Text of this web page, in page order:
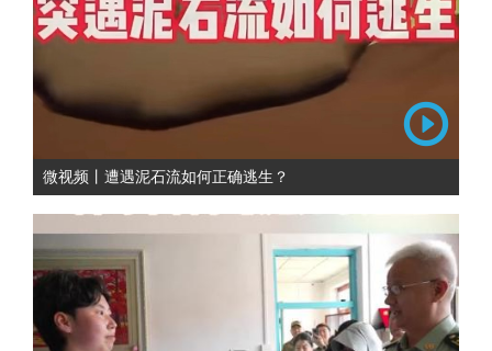
微视频丨遭遇泥石流如何正确逃生？